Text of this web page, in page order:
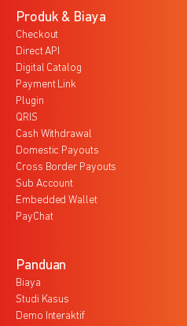
Produk & Biaya
Checkout
Direct API
Digital Catalog
Payment Link
Plugin
QRIS
Cash Withdrawal
Domestic Payouts
Cross Border Payouts
Sub Account
Embedded Wallet
PayChat
Panduan
Biaya
Studi Kasus
Demo Interaktif